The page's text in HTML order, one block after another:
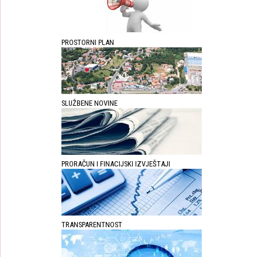
PROSTORNI PLAN
SLUŽBENE NOVINE
PRORAČUN I FINACIJSKI IZVJEŠTAJI
TRANSPARENTNOST